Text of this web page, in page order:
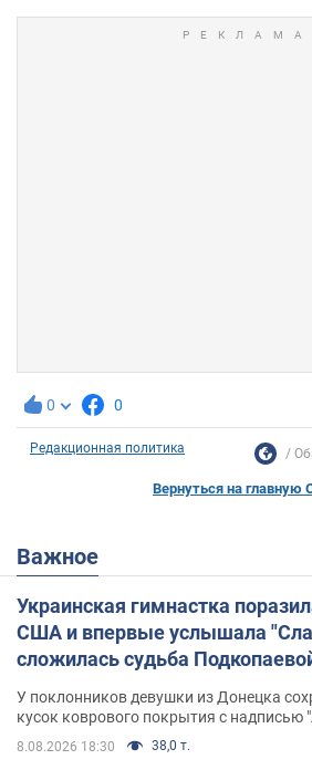
0 0
Редакционная политика
Вернуться на главную
Важное
Украинская гимнастка
США и впервые услышала
сложилась судьба
У поклонников девушки из Донецка
кусок коврового покрытия с надписью
8.08.2026 18:30 38,0 т.